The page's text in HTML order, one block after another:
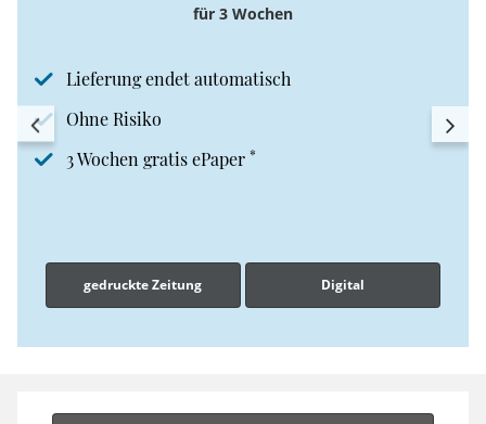
für 3 Wochen
Lieferung endet automatisch
Ohne Risiko
3 Wochen gratis ePaper *
gedruckte Zeitung Digital